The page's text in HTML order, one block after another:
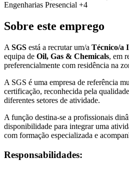
Engenharias Presencial +4
Sobre este emprego
A SGS está a recrutar um/a Técnico/a
equipa de Oil, Gas & Chemicals, em
preferencialmente com residência na
A SGS é uma empresa de referência
certificação, reconhecida pela
diferentes setores de atividade.
A função destina-se a profissionais
disponibilidade para integrar uma
com formação especializada e
Responsabilidades: